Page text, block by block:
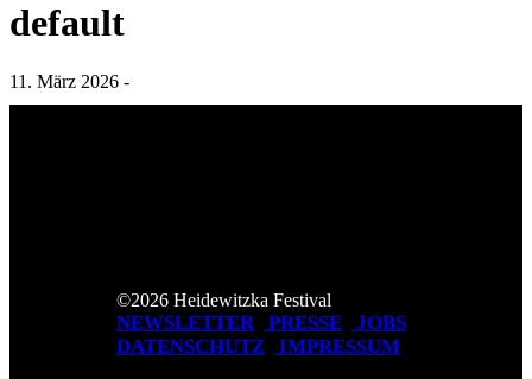
default
11. März 2026 -
©2026 Heidewitzka Festival
NEWSLETTER PRESSE
JOBS
DATENSCHUTZ
IMPRESSUM